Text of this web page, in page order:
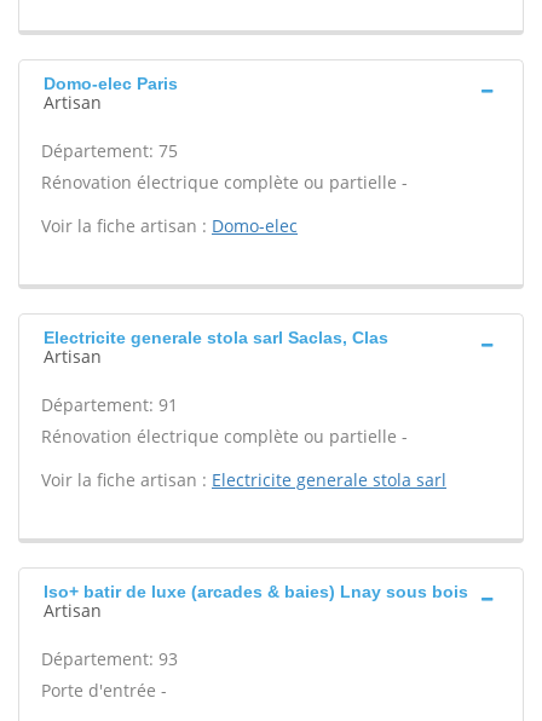
Domo-elec Paris
Artisan
Département: 75
Rénovation électrique complète ou partielle -
Voir la fiche artisan : Domo-elec
Electricite generale stola sarl Saclas, Clas
Artisan
Département: 91
Rénovation électrique complète ou partielle -
Voir la fiche artisan : Electricite generale stola sarl
Iso+ batir de luxe (arcades & baies) Lnay sous bois
Artisan
Département: 93
Porte d'entrée -